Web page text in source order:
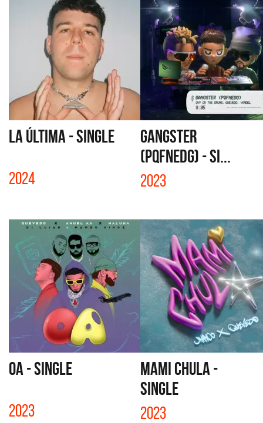
LA ÚLTIMA - SINGLE
2024
GANGSTER
(PQFNEDG) - SI...
2023
OA - SINGLE
2023
MAMI CHULA -
SINGLE
2023